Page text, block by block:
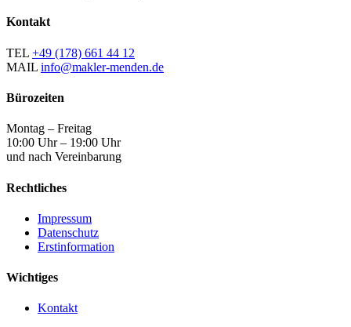
Kontakt
TEL +49 (178) 661 44 12
MAIL info@makler-menden.de
Bürozeiten
Montag – Freitag
10:00 Uhr – 19:00 Uhr
und nach Vereinbarung
Rechtliches
Impressum
Datenschutz
Erstinformation
Wichtiges
Kontakt